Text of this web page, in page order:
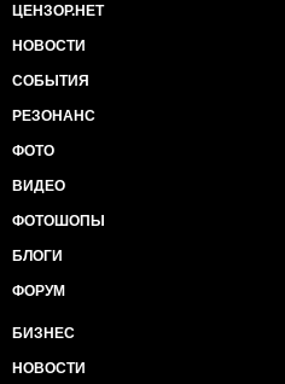
ЦЕНЗОР.НЕТ
НОВОСТИ
СОБЫТИЯ
РЕЗОНАНС
ФОТО
ВИДЕО
ФОТОШОПЫ
БЛОГИ
ФОРУМ
БИЗНЕС
НОВОСТИ